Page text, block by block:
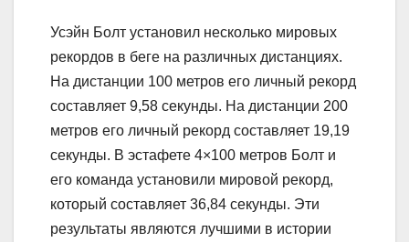
Усэйн Болт установил несколько мировых
рекордов в беге на различных дистанциях.
На дистанции 100 метров его личный рекорд
составляет 9,58 секунды. На дистанции 200
метров его личный рекорд составляет 19,19
секунды. В эстафете 4×100 метров Болт и
его команда установили мировой рекорд,
который составляет 36,84 секунды. Эти
результаты являются лучшими в истории